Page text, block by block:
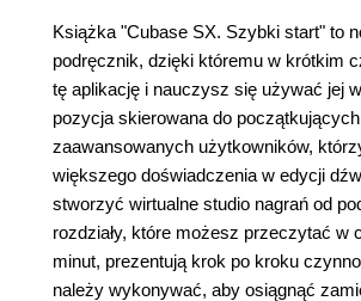
Książka "Cubase SX. Szybki start" to
podręcznik, dzięki któremu w krótkim
tę aplikację i nauczysz się używać jej
pozycja skierowana do
zaawansowanych użytkowników,
większego doświadczenia w edycji
stworzyć wirtualne studio nagrań od
rozdziały, które możesz przeczytać w
minut, prezentują krok po kroku
należy wykonywać, aby osiągnąć